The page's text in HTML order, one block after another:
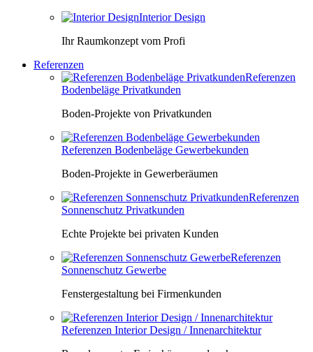
Interior Design
Ihr Raumkonzept vom Profi
Referenzen
Referenzen
Bodenbeläge Privatkunden
Boden-Projekte von Privatkunden
Referenzen Bodenbeläge Gewerbekunden
Boden-Projekte in Gewerberäumen
Referenzen
Sonnenschutz Privatkunden
Echte Projekte bei privaten Kunden
Referenzen
Sonnenschutz Gewerbe
Fenstergestaltung bei Firmenkunden
Referenzen Interior Design / Innenarchitektur